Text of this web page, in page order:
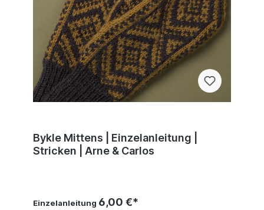
Bykle Mittens | Einzelanleitung |
Stricken | Arne & Carlos
Einzelanleitung 6,00 €*